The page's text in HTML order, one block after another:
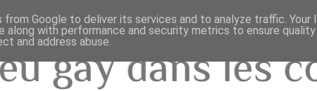
gay dans les
Google to deliver its services and to analyze traffic. Your
along with performance and security metrics to ensure
and address abuse.